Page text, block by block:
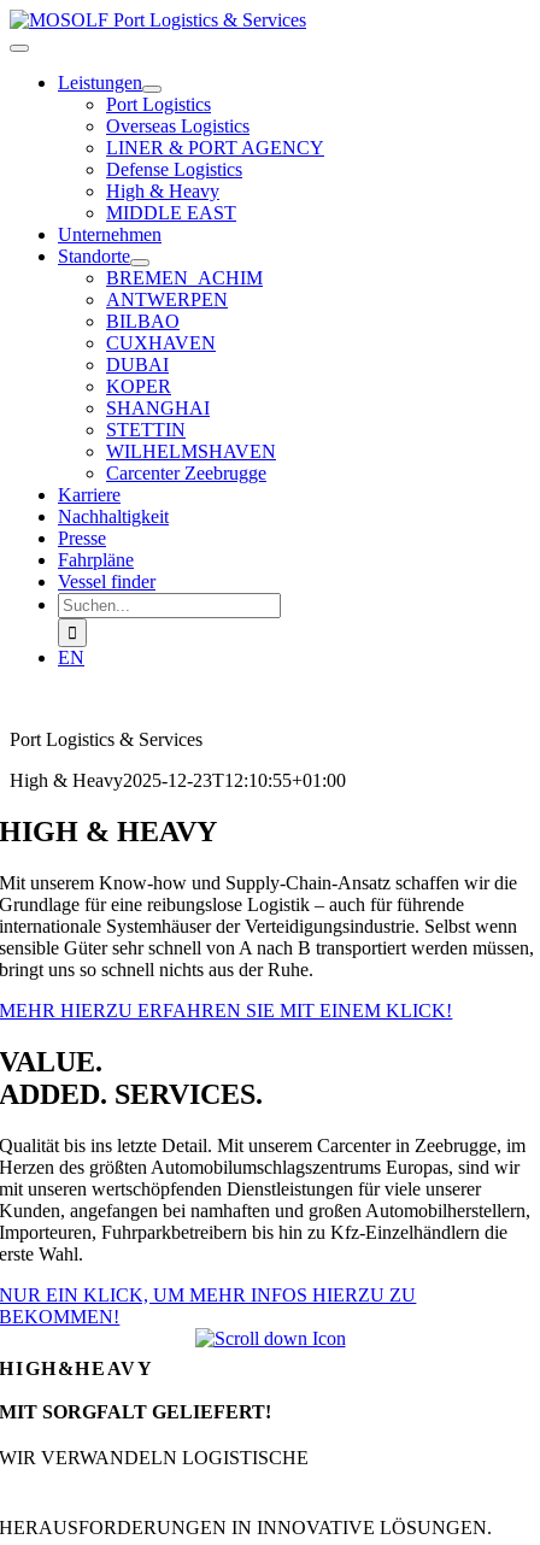
Zum
Inhalt
Toggle
NavigationLeistungen
Port Logistics
Overseas Logistics
LINER & PORT AGENCY
Defense Logistics
High & Heavy
MIDDLE EAST
Unternehmen
Standorte
BREMEN_ACHIM
ANTWERPEN
BILBAO
CUXHAVEN
DUBAI
KOPER
SHANGHAI
STETTIN
WILHELMSHAVEN
Carcenter Zeebrugge
Karriere
Nachhaltigkeit
Presse
Fahrpläne
Vessel finder
Suchen
nach:
EN
Port Logistics & Services
High & Heavy2025-12-23T12:10:55+01:00
HIGH & HEAVY
Mit unserem Know-how und Supply-Chain-Ansatz schaffen wir die
Grundlage für eine reibungslose Logistik – auch für führende
internationale Systemhäuser der Verteidigungsindustrie. Selbst wenn
sensible Güter sehr schnell von A nach B transportiert werden müssen,
bringt uns so schnell nichts aus der Ruhe.
MEHR HIERZU ERFAHREN SIE MIT EINEM KLICK!
VALUE.
ADDED. SERVICES.
Qualität bis ins letzte Detail. Mit unserem Carcenter in Zeebrugge, im
Herzen des größten Automobilumschlagszentrums Europas, sind wir
mit unseren wertschöpfenden Dienstleistungen für viele unserer
Kunden, angefangen bei namhaften und großen Automobilherstellern,
Importeuren, Fuhrparkbetreibern bis hin zu Kfz-Einzelhändlern die
erste Wahl.
NUR EIN KLICK, UM MEHR INFOS HIERZU ZU
BEKOMMEN!
HIGH&HEAVY
MIT SORGFALT GELIEFERT!
WIR VERWANDELN LOGISTISCHE
HERAUSFORDERUNGEN IN INNOVATIVE LÖSUNGEN.